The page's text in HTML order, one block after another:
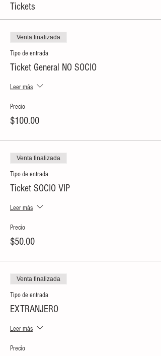
Tickets
Venta finalizada
Tipo de entrada
Ticket General NO SOCIO
Leer más
Precio
$100.00
Venta finalizada
Tipo de entrada
Ticket SOCIO VIP
Leer más
Precio
$50.00
Venta finalizada
Tipo de entrada
EXTRANJERO
Leer más
Precio